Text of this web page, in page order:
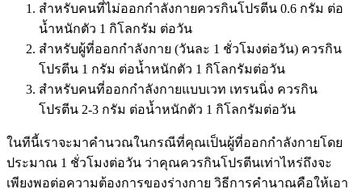
สำหรับคนที่ไม่ออกกำลังกายควรกินโปรตีน 0.6 กรัม ต่อ
น้ำหนักตัว 1 กิโลกรัม ต่อวัน
สำหรับผู้ที่ออกกำลังกาย (วันละ 1 ชั่วโมงต่อวัน) ควรกิน
โปรตีน 1 กรัม ต่อน้ำหนักตัว 1 กิโลกรัมต่อวัน
สำหรับคนที่ออกกำลังกายแบบเวท เทรนนิ่ง ควรกิน
โปรตีน 2-3 กรัม ต่อน้ำหนักตัว 1 กิโลกรัมต่อวัน
ในทีนี้เราจะมาคำนวณในกรณีที่คุณเป็นผู้ที่ออกกำลังกายโดย
ประมาณ 1 ชั่วโมงต่อวัน ว่าคุณควรกินโปรตีนเท่าไหร่ถึงจะ
เพียงพอต่อความต้องการของร่างกาย วิธีการคำนาณคือให้เอา